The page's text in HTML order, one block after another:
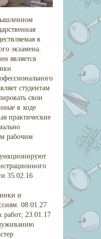
в
экзамена.
является
студентам
свои
в ходе
практические
рабочим
35.02.16
и
08.01.27
работ; 23.01.17